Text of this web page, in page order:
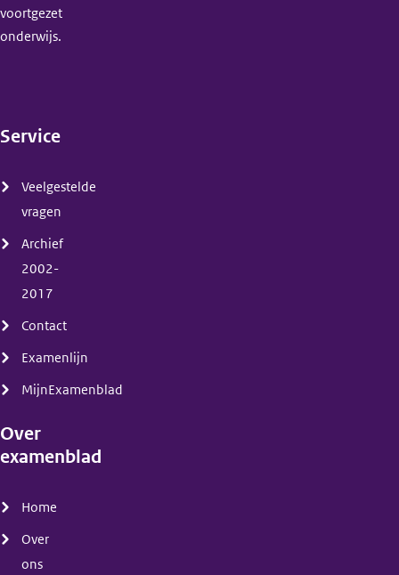
voortgezet
onderwijs.
Service
Veelgestelde
vragen
Archief
2002-
2017
Contact
Examenlijn
MijnExamenblad
Over
examenblad
Home
Over
ons